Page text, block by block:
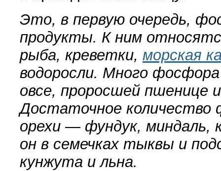
Это, в первую очередь,
продукты. К ним
рыба, креветки, морская
водоросли. Много
овсе, проросшей пшенице
Достаточное
орехи — фундук, миндаль,
он в семечках тыквы и
кунжута и льна.